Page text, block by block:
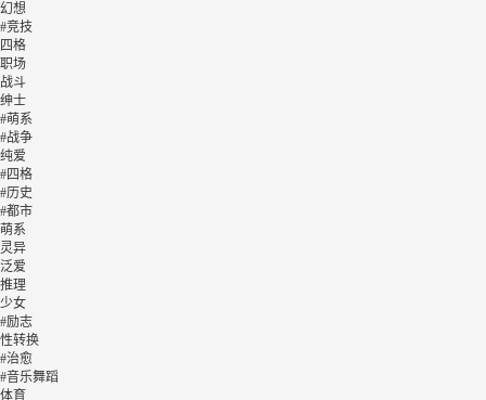
幻想
#竞技
四格
职场
战斗
绅士
#萌系
#战争
纯爱
#四格
#历史
#都市
萌系
灵异
泛爱
推理
少女
#励志
性转换
#治愈
#音乐舞蹈
体育